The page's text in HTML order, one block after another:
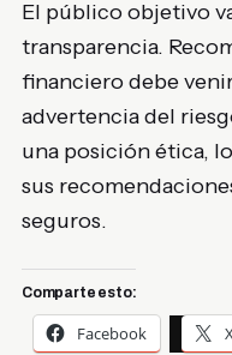
El público objetivo
transparencia.
financiero debe
advertencia del
una posición ética,
sus
seguros.
Comparte esto:
Facebook